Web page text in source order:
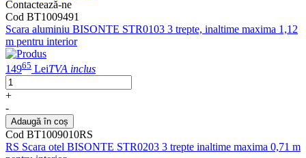
Contactează-ne
Cod BT1009491
Scara aluminiu BISONTE STR0103 3 trepte, inaltime maxima 1,12
m pentru interior
14965 LeiTVA inclus
+
-
Adaugă în coș
Cod BT1009010RS
RS Scara otel BISONTE STR0203 3 trepte inaltime maxima 0,71 m